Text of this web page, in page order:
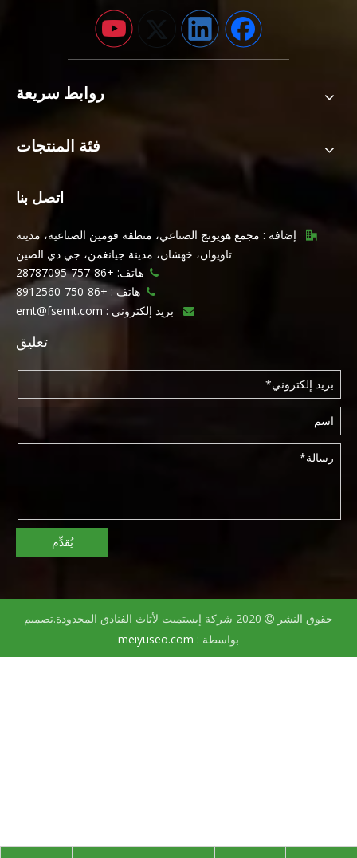
روابط سريعة
فئة المنتجات
اتصل بنا

إضافة : مجمع هويونج الصناعي، منطقة فومين الصناعية، مدينة
تاويوان، خهشان، مدينة جيانغمن، جي دي الصين
 هاتف: +86-757-28787095
 هاتف :+86-750-8912560
 بريد إلكتروني : emt@fsemt.com
تعليق
يُقدِّم
حقوق النشر 
2020 شركة إيستميت لأثاث الفنادق المحدودة.تصميم
بواسطة : meiyuseo.com